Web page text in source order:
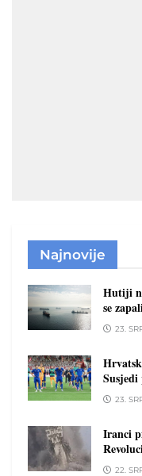
Najnovije
Hutiji
se
23.
23.
Iranci
22.